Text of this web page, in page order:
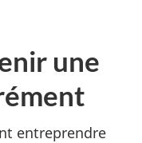
une
entreprendre